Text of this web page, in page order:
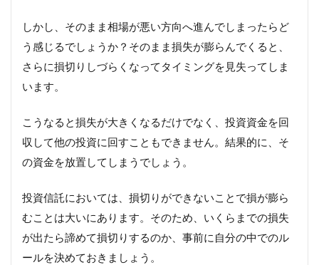
しかし、そのまま相場が悪い方向へ進んでしまったらど
う感じるでしょうか？そのまま損失が膨らんでくると、
さらに損切りしづらくなってタイミングを見失ってしま
います。
こうなると損失が大きくなるだけでなく、投資資金を回
収して他の投資に回すこともできません。結果的に、そ
の資金を放置してしまうでしょう。
投資信託においては、損切りができないことで損が膨ら
むことは大いにあります。そのため、いくらまでの損失
が出たら諦めて損切りするのか、事前に自分の中でのル
ールを決めておきましょう。